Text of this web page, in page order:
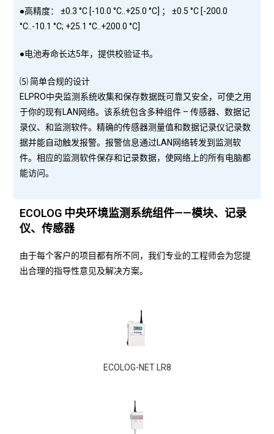
●高精度： ±0.3 °C [-10.0 °C..+25.0 °C] ； ±0.5 °C [-200.0
°C..-10.1 °C; +25.1 °C..+200.0 °C]
●电池寿命长达5年，提供校验证书。
⑸ 简单合规的设计
ELPRO中央监测系统收集和保存数据既可靠又安全，可使之用
于你的现有LAN网络。该系统包含多种组件 – 传感器、数据记
录仪、和监测软件。精确的传感器测量值和数据记录仪记录数
据并能自动触发报警。报警信息通过LAN网络转发到监测软
件。相应的监测软件保存和记录数据，使网络上的所有电脑都
能访问。
ECOLOG 中央环境监测系统组件——模块、记录
仪、传感器
由于每个客户的项目都有所不同，我们专业的工程师会为您提
出合理的指导性意见及解决方案。
ECOLOG-NET LR8